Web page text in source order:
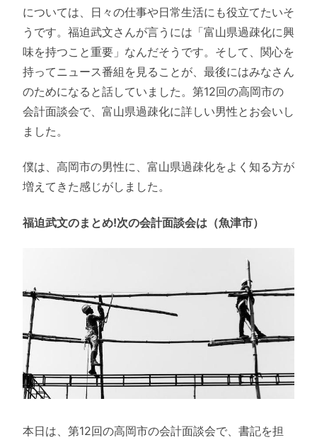
については、日々の仕事や日常生活にも役立てたいそ
うです。福迫武文さんが言うには「富山県過疎化に興
味を持つこと重要」なんだそうです。そして、関心を
持ってニュース番組を見ることが、最後にはみなさん
のためになると話していました。第12回の高岡市の
会計面談会で、富山県過疎化に詳しい男性とお会いし
ました。
僕は、高岡市の男性に、富山県過疎化をよく知る方が
増えてきた感じがしました。
福迫武文のまとめ!次の会計面談会は（魚津市）
本日は、第12回の高岡市の会計面談会で、書記を担